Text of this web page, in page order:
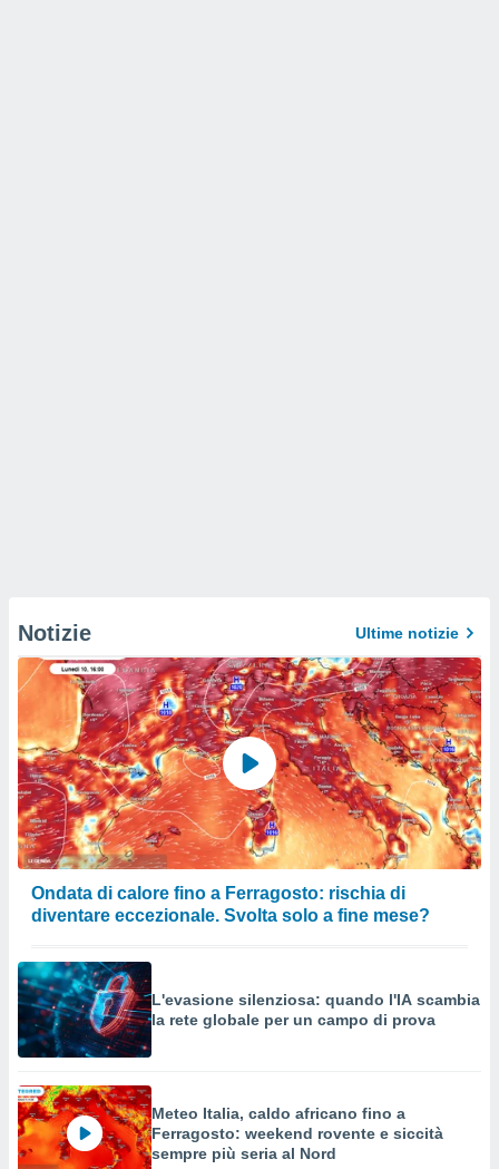
Notizie Ultime notizie
Ondata di calore fino a Ferragosto: rischia di
diventare eccezionale. Svolta solo a fine mese?
L'evasione silenziosa: quando l'IA scambia
la rete globale per un campo di prova
Meteo Italia, caldo africano fino a
Ferragosto: weekend rovente e siccità
sempre più seria al Nord